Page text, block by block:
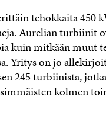
tehokkaita 450
Aurelian turbiinit
kuin mitkään muut
Yritys on jo
245 turbiinista,
kolmen